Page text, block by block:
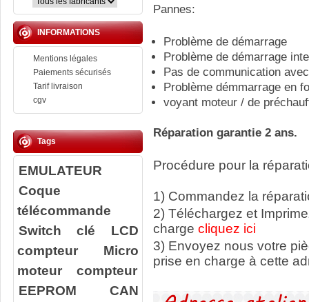
INFORMATIONS
Mentions légales
Paiements sécurisés
Tarif livraison
cgv
Tags
EMULATEUR
Coque
télécommande
Switch clé
LCD
compteur
Micro
moteur compteur
EEPROM
CAN
Pannes:
Problème de démarrage
Problème de démarrage
Pas de communication
Problème démmarrage en
voyant moteur / de
Réparation garantie 2 ans.
Procédure pour la
1) Commandez la
2) Téléchargez et
charge cliquez ici
3) Envoyez nous votre
prise en charge à cette